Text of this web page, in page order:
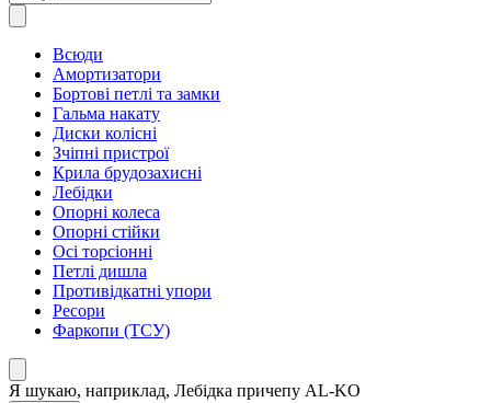
Всюди
Амортизатори
Бортові петлі та замки
Гальма накату
Диски колісні
Зчіпні пристрої
Крила брудозахисні
Лебідки
Опорні колеса
Опорні стійки
Осі торсіонні
Петлі дишла
Противідкатні упори
Ресори
Фаркопи (ТСУ)
Я шукаю, наприклад, Лебідка причепу AL-KO